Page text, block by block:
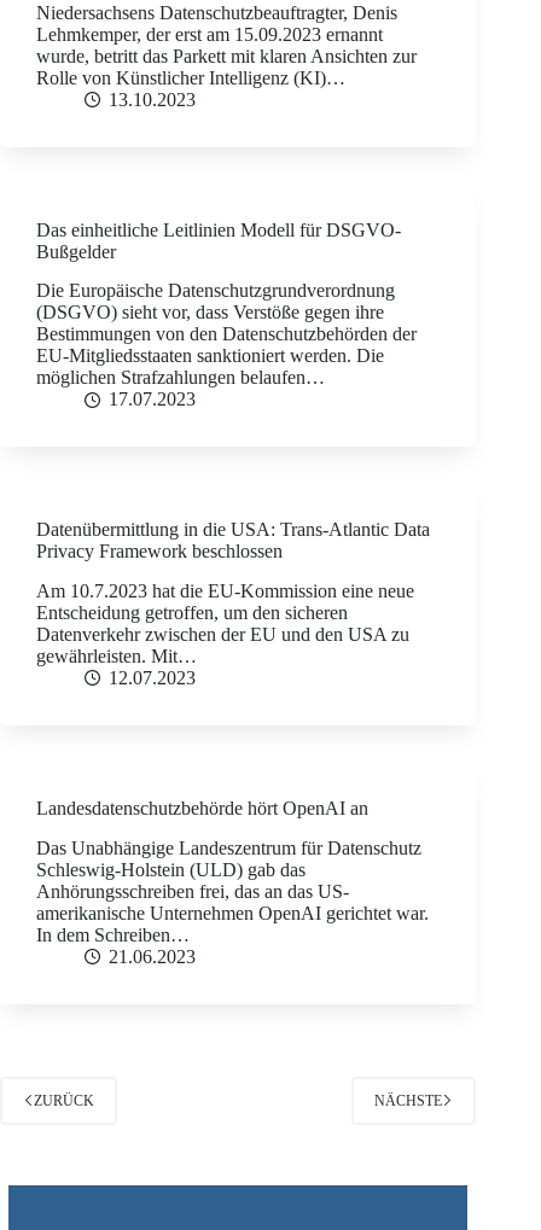
Niedersachsens Datenschutzbeauftragter, Denis
Lehmkemper, der erst am 15.09.2023 ernannt
wurde, betritt das Parkett mit klaren Ansichten zur
Rolle von Künstlicher Intelligenz (KI)…
13.10.2023
Das einheitliche Leitlinien Modell für DSGVO-
Bußgelder
Die Europäische Datenschutzgrundverordnung
(DSGVO) sieht vor, dass Verstöße gegen ihre
Bestimmungen von den Datenschutzbehörden der
EU-Mitgliedsstaaten sanktioniert werden. Die
möglichen Strafzahlungen belaufen…
17.07.2023
Datenübermittlung in die USA: Trans-Atlantic Data
Privacy Framework beschlossen
Am 10.7.2023 hat die EU-Kommission eine neue
Entscheidung getroffen, um den sicheren
Datenverkehr zwischen der EU und den USA zu
gewährleisten. Mit…
12.07.2023
Landesdatenschutzbehörde hört OpenAI an
Das Unabhängige Landeszentrum für Datenschutz
Schleswig-Holstein (ULD) gab das
Anhörungsschreiben frei, das an das US-
amerikanische Unternehmen OpenAI gerichtet war.
In dem Schreiben…
21.06.2023
ZURÜCK NÄCHSTE